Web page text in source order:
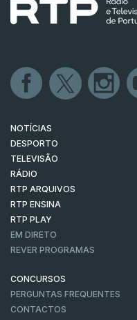
NOTÍCIAS
DESPORTO
TELEVISÃO
RÁDIO
RTP ARQUIVOS
RTP ENSINA
RTP PLAY
EM DIRETO
REVER PROGRAMAS
CONCURSOS
PERGUNTAS FREQUENTES
CONTACTOS